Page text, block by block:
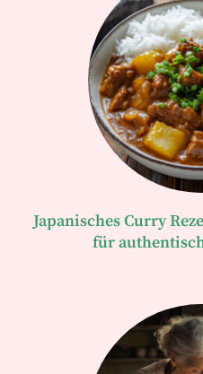
Japanisches Curry
für